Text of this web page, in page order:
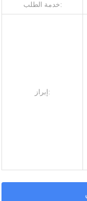
خدمة الطلب:
إبراز: